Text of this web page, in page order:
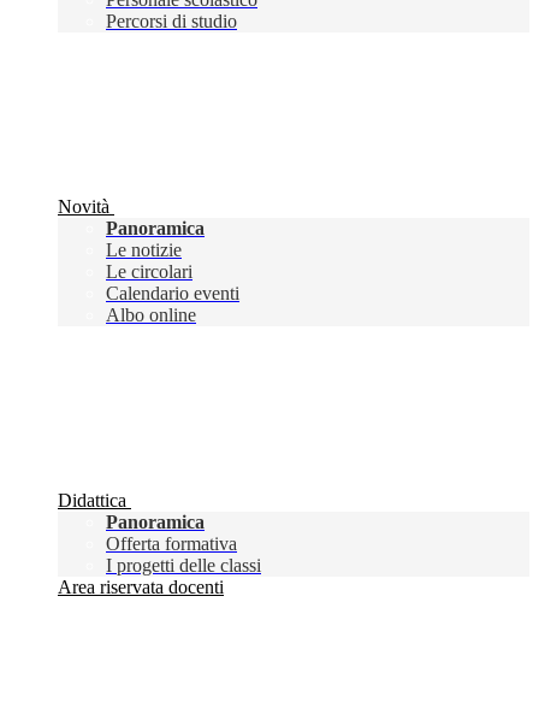
Percorsi di studio
Novità
Panoramica
Le notizie
Le circolari
Calendario eventi
Albo online
Didattica
Panoramica
Offerta formativa
I progetti delle classi
Area riservata docenti